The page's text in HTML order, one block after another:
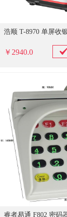
￥2940.0
睿者易通 F802 密码